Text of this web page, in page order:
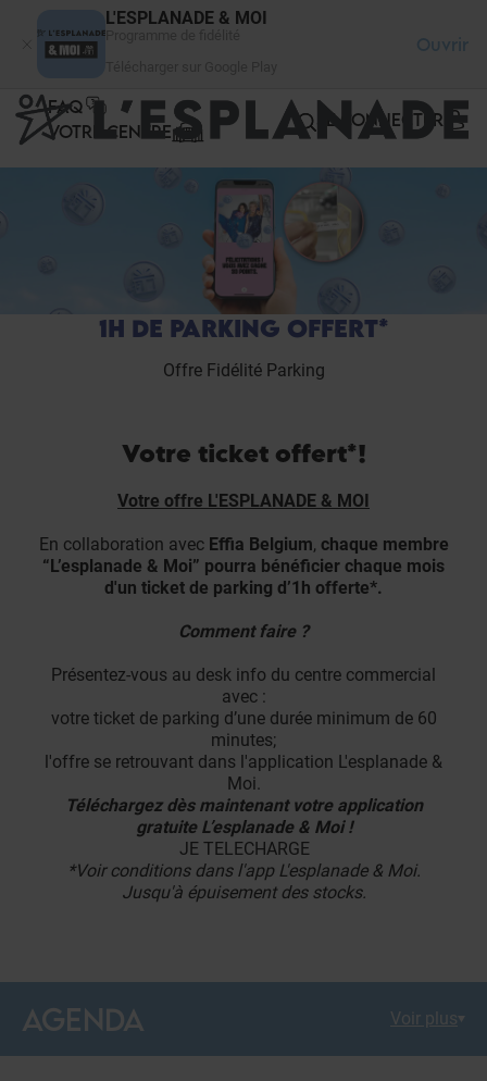
L'ESPLANADE & MOI
Ouvrir
FAQ
VOTRE CENTRE
SE CONNECTER
1H DE PARKING OFFERT*
Offre Fidélité Parking
Votre ticket offert*!
Votre offre L'ESPLANADE & MOI
En collaboration avec Effia Belgium, chaque membre
“L’esplanade & Moi” pourra bénéficier chaque mois
d'un ticket de parking d’1h offerte*.
Comment faire ?
Présentez-vous au desk info du centre commercial
avec :
votre ticket de parking d’une durée minimum de 60
minutes;
l'offre se retrouvant dans l'application L'esplanade &
Moi.
Téléchargez dès maintenant votre application
gratuite L’esplanade & Moi !
JE TELECHARGE
*Voir conditions dans l'app L'esplanade & Moi.
Jusqu'à épuisement des stocks.
AGENDA Voir plus
Panneau de gestion des cookies